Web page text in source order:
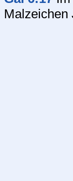
Malzeichen